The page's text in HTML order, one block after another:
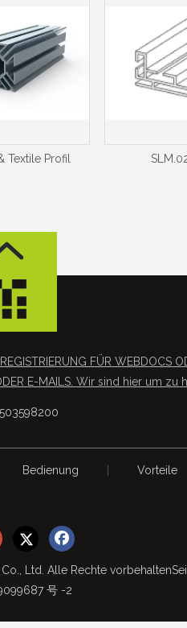
Textile Profil
FÜR WEBDOCS
E-MAILS. Wir sind hier um zu
Bedienung Vorteile
Ltd. Alle Rechte vorbehalten
号 -2